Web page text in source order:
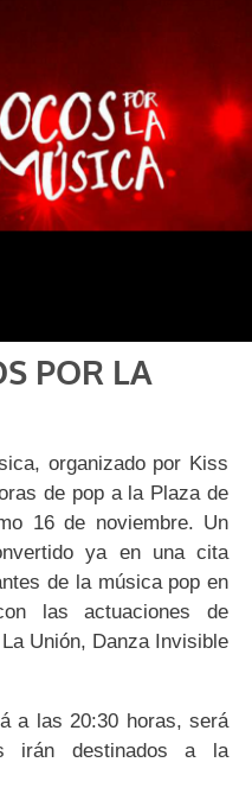
POR LA
organizado por Kiss
de pop a la Plaza de
16 de noviembre. Un
ya en una cita
de la música pop en
las actuaciones de
Unión, Danza Invisible
a las 20:30 horas, será
irán destinados a la